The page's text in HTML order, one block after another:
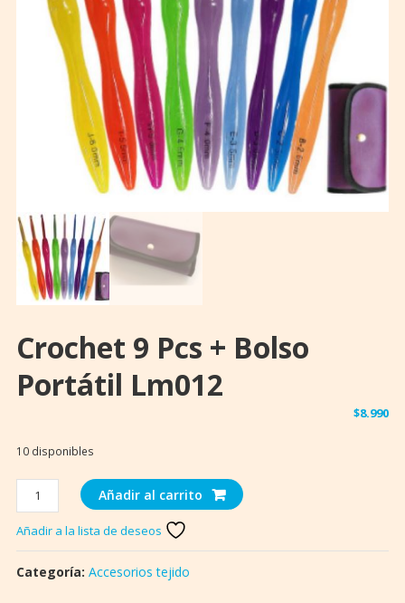
Crochet 9 Pcs + Bolso
Portátil Lm012
$8.990
10 disponibles
Crochet
9
Pcs
+
Bolso
Añadir al carrito
Añadir a la lista de deseos
Categoría: Accesorios tejido